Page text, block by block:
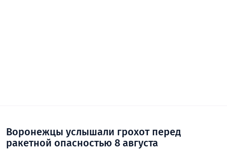
Воронежцы услышали грохот перед
ракетной опасностью 8 августа